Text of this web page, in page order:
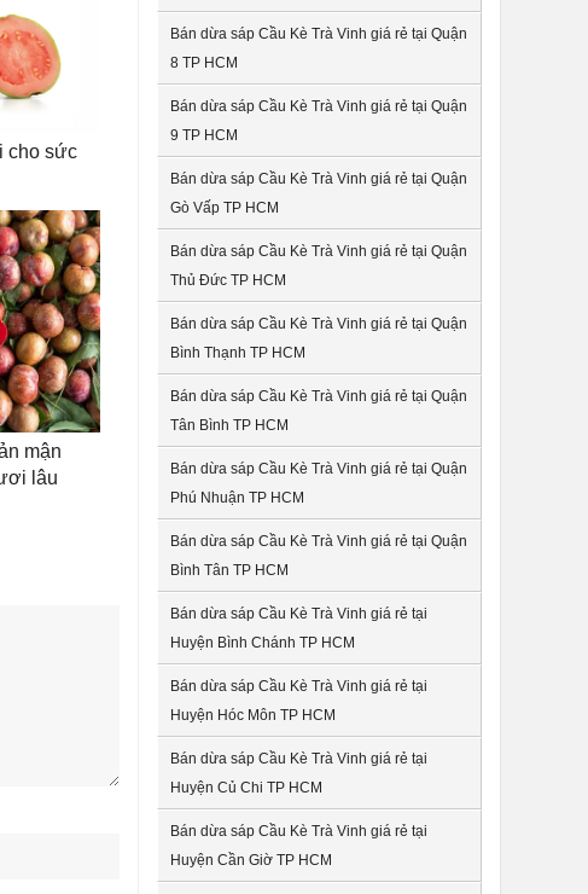
cho sức
mận
lâu
Bán dừa sáp Cầu Kè Trà Vinh giá rẻ tại Quận
8 TP HCM
Bán dừa sáp Cầu Kè Trà Vinh giá rẻ tại Quận
9 TP HCM
Bán dừa sáp Cầu Kè Trà Vinh giá rẻ tại Quận
Gò Vấp TP HCM
Bán dừa sáp Cầu Kè Trà Vinh giá rẻ tại Quận
Thủ Đức TP HCM
Bán dừa sáp Cầu Kè Trà Vinh giá rẻ tại Quận
Bình Thạnh TP HCM
Bán dừa sáp Cầu Kè Trà Vinh giá rẻ tại Quận
Tân Bình TP HCM
Bán dừa sáp Cầu Kè Trà Vinh giá rẻ tại Quận
Phú Nhuận TP HCM
Bán dừa sáp Cầu Kè Trà Vinh giá rẻ tại Quận
Bình Tân TP HCM
Bán dừa sáp Cầu Kè Trà Vinh giá rẻ tại
Huyện Bình Chánh TP HCM
Bán dừa sáp Cầu Kè Trà Vinh giá rẻ tại
Huyện Hóc Môn TP HCM
Bán dừa sáp Cầu Kè Trà Vinh giá rẻ tại
Huyện Củ Chi TP HCM
Bán dừa sáp Cầu Kè Trà Vinh giá rẻ tại
Huyện Cần Giờ TP HCM